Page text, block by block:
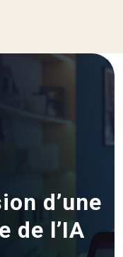
d’une
de l’IA